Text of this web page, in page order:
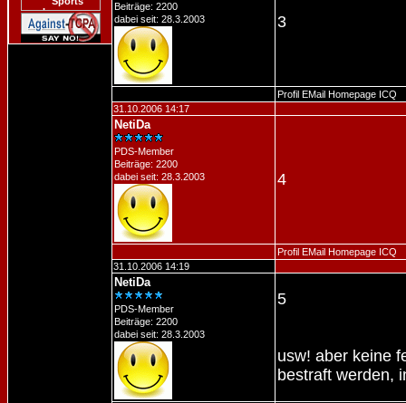
Beiträge: 2200
dabei seit: 28.3.2003
3
Profil EMail Homepage ICQ
31.10.2006 14:17
NetiDa
PDS-Member
Beiträge: 2200
dabei seit: 28.3.2003
4
Profil EMail Homepage ICQ
31.10.2006 14:19
NetiDa
PDS-Member
Beiträge: 2200
dabei seit: 28.3.2003
5
usw! aber keine
bestraft werden,